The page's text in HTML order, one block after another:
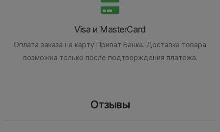
Visa и MasterCard
Оплата заказа на карту Приват Банка. Доставка товара
возможна только после подтверждения платежа.
Отзывы